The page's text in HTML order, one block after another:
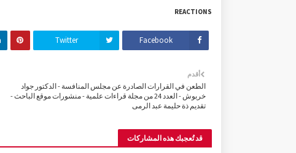
REACTIONS
Facebook
Twitter
أقدم
الطعن في القرارات الصادرة عن مجلس المنافسة - الدكتور جواد
خربوش - العدد 24 من مجلة قراءات علمية - منشورات موقع الباحث -
تقديم ذة حليمة عبد الرمى
قد تُعجبك هذه المشاركات